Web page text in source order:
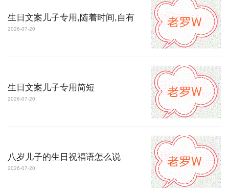
生日文案儿子专用,随着时间,自有
2026-07-20
生日文案儿子专用简短
2026-07-20
八岁儿子的生日祝福语怎么说
2026-07-20